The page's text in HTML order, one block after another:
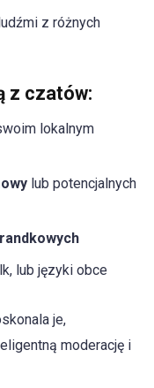
z różnych
z czatów:
lokalnym
lub potencjalnych
lub języki obce
je,
moderację i